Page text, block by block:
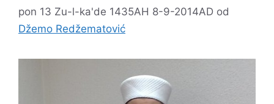
pon 13 Zu-l-ka'de 1435AH 8-9-2014AD od
Džemo Redžematović